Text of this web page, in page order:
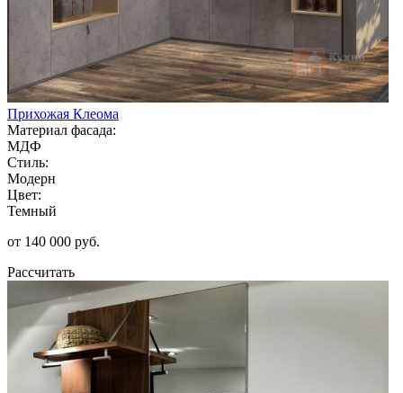
Прихожая Клеома
Материал фасада:
МДФ
Стиль:
Модерн
Цвет:
Темный
от 140 000 руб.
Рассчитать